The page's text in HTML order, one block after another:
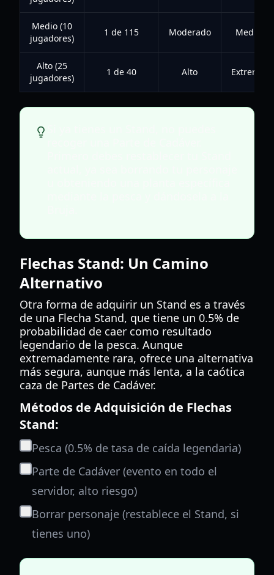
Medio (10
jugadores)
1 de 115 Moderado Medio
Alto (25
jugadores)
1 de 40 Alto Extremo
Flechas Stand: Un Camino
Alternativo
Otra forma de adquirir un Stand es a través
de una Flecha Stand, que tiene un 0.5% de
probabilidad de caer como resultado
legendario de la pesca. Aunque
extremadamente rara, ofrece una alternativa
más segura, aunque más lenta, a la caótica
caza de Partes de Cadáver.
Métodos de Adquisición de Flechas
Stand:
Pesca (0.5% de tasa de caída legendaria)
Parte de Cadáver (evento en todo el
servidor, alto riesgo)
Borrar personaje (restablece el Stand, si
tienes uno)